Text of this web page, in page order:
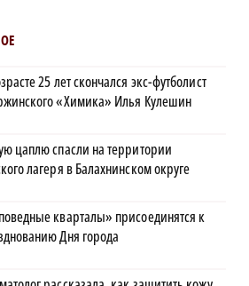
25 лет скончался экс-футболист
«Химика» Илья Кулешин
цаплю спасли на территории
лагеря в Балахнинском округе
кварталы» присоединятся к
Дня города